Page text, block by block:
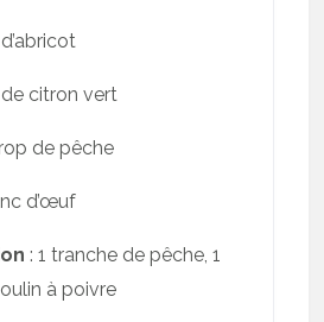
citron vert
de pêche
d’œuf
: 1 tranche de pêche, 1
à poivre